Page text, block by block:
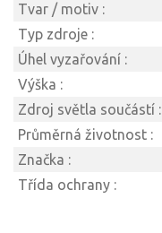
Tvar / motiv :
Typ zdroje :
Úhel vyzařování :
Výška :
Zdroj světla součástí :
Průměrná životnost :
Značka :
Třída ochrany :